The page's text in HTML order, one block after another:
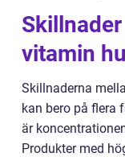
vitamin
Skillnaderna
kan bero på flera
är
Produkter med